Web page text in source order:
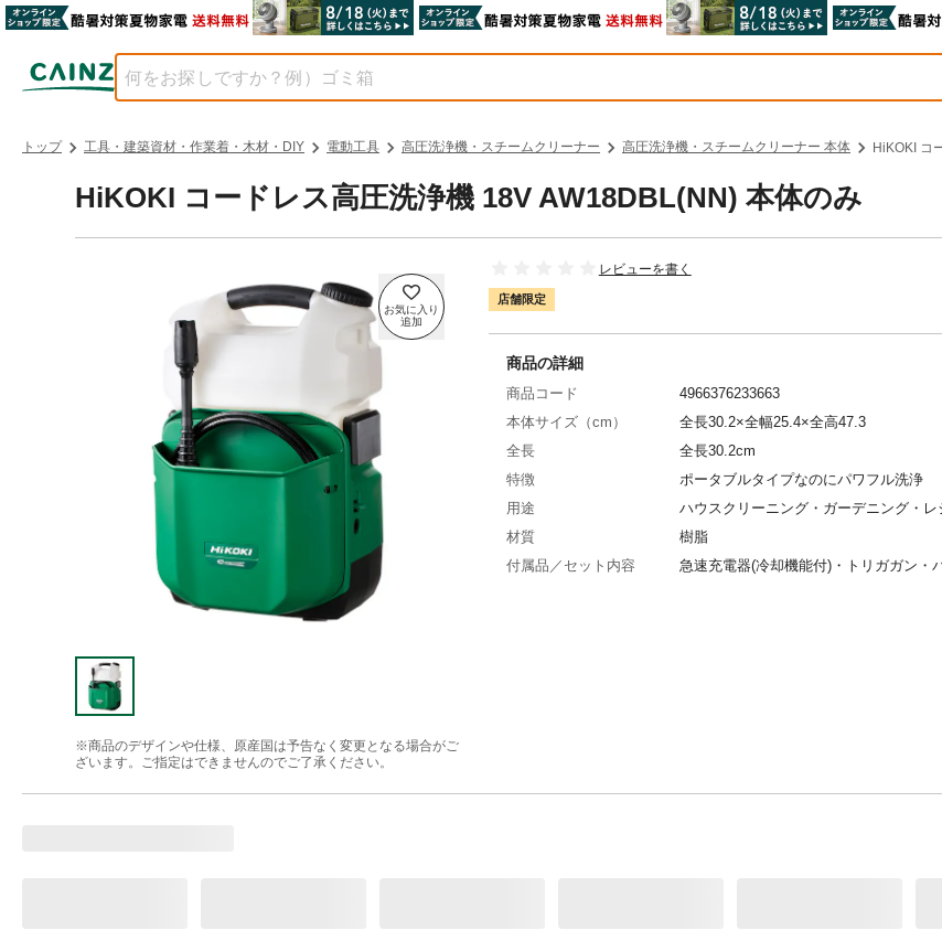
トップ 工具・建築資材・作業着・木材・DIY 電動工具 高圧洗浄機・スチームクリーナー 高圧洗浄機・スチームクリーナー 本体 HiKOKI コ
HiKOKI コードレス高圧洗浄機 18V AW18DBL(NN) 本体のみ
※商品のデザインや仕様、原産国は予告なく変更となる場合がご
ざいます。ご指定はできませんのでご了承ください。
レビューを書く
店舗限定
商品の詳細
商品コード
4966376233663
本体サイズ（cm）
全長30.2×全幅25.4×全高47.3
全長
全長30.2cm
特徴
ポータブルタイプなのにパワフル洗浄
用途
ハウスクリーニング・ガーデニング・レ
材質
樹脂
付属品／セット内容
急速充電器(冷却機能付)・トリガガン・